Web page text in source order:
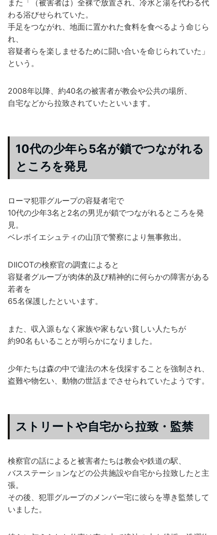
また「（被害者は）全裸で放置され、冷水と湯を代わる代
わる浴びせられていた。
手足をつながれ、地面に置かれた食料を食べるよう命じら
れ、
容疑者らを楽しませるために闘い合いを命じられていた」
という。
2008年以降、約40名の被害者が教会や公共の場所、
自宅などから拉致されていたといいます。
10代の少年ら5名が鎖でつながれる
ところを発見
ローマ犯罪グループの容疑者宅で
10代の少年3名と2名の男児が鎖でつながれるところを発
見。
ベレボイエシュティの山頂で警察により無事救出。
DIICOTの検察官の調査によると
容疑者グループが肉体的及び精神的に何らかの障害がある
若者を
65名保護したといいます。
また、収入源もなく家族や家もない貧しい人たちが
約90名もいることが明らかになりました。
少年たちは森の中で違法の木を伐採することを強制され、
盗難や物乞い、動物の世話までさせられていたようです。
ストリートや自宅から拉致・監禁
検察官の話によると被害者たちは教会や鉄道の駅、
バスステーションなどの公共施設や自宅から拉致したと主
張。
その後、犯罪グループのメンバー宅に彼らを導き監禁して
いました。